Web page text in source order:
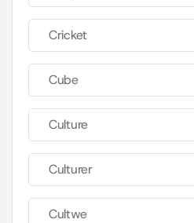
Cricket
Cube
Culture
Culturer
Cultwe